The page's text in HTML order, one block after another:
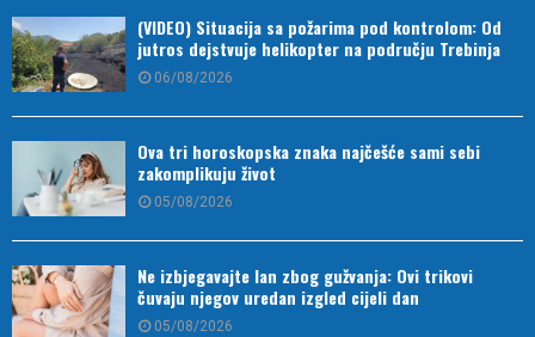
(VIDEO) Situacija sa požarima pod kontrolom: Od
jutros dejstvuje helikopter na području Trebinja
06/08/2026
Ova tri horoskopska znaka najčešće sami sebi
zakomplikuju život
05/08/2026
Ne izbjegavajte lan zbog gužvanja: Ovi trikovi
čuvaju njegov uredan izgled cijeli dan
05/08/2026